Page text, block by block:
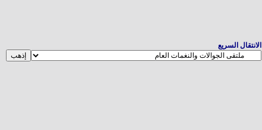
الانتقال السريع